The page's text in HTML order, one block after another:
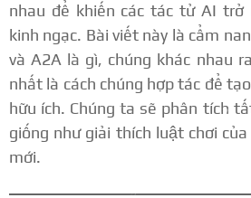
nhau để khiến các tác tử AI trở
kinh ngạc. Bài viết này là cẩm
và A2A là gì, chúng khác nhau
nhất là cách chúng hợp tác để
hữu ích. Chúng ta sẽ phân tích
giống như giải thích luật chơi
mới.